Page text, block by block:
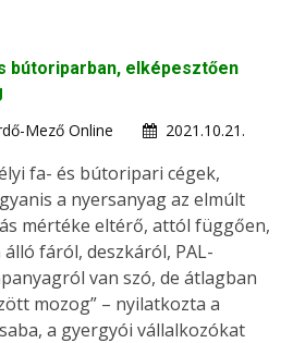
bútoriparban, elképesztően
Mező Online
2021.10.21.
fa- és bútoripari cégek,
a nyersanyag az elmúlt
mértéke eltérő, attól függően,
fáról, deszkáról, PAL-
van szó, de átlagban
mozog” – nyilatkozta a
a gyergyói vállalkozókat